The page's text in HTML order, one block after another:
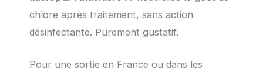
chlore après traitement, sans action
désinfectante. Purement gustatif.
Pour une sortie en France ou dans les